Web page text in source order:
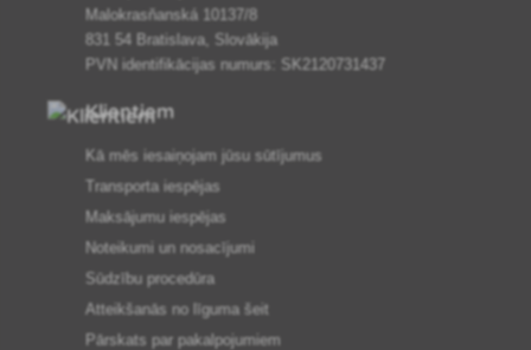
Malokrasňanská 10137/8
831 54 Bratislava, Slovākija
PVN identifikācijas numurs: SK2120731437
Klientiem
Kā mēs iesaiņojam jūsu sūtījumus
Transporta iespējas
Maksājumu iespējas
Noteikumi un nosacījumi
Sūdzību procedūra
Atteikšanās no līguma šeit
Pārskats par pakalpojumiem